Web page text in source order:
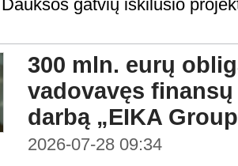
gatvių iškilusio
300 mln. eurų
vadovavęs
darbą „EIKA
2026-07-28 09:34